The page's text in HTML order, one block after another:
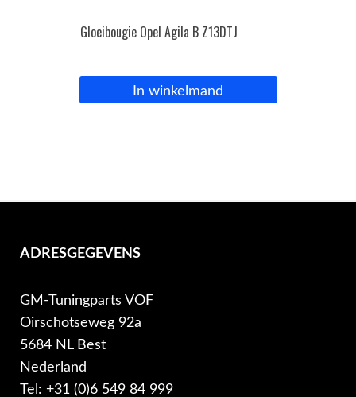
Gloeibougie Opel Agila B Z13DTJ
In winkelmand
ADRESGEGEVENS
GM-Tuningparts VOF
Oirschotseweg 92a
5684 NL Best
Nederland
Tel: +31 (0)6 549 84 999